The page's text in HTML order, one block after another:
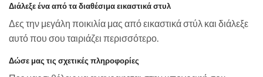
Διάλεξε ένα από τα διαθέσιμα εικαστικά στυλ
Δες την μεγάλη ποικιλία μας από εικαστικά στύλ και διάλεξε
αυτό που σου ταιριάζει περισσότερο.
Δώσε μας τις σχετικές πληροφορίες